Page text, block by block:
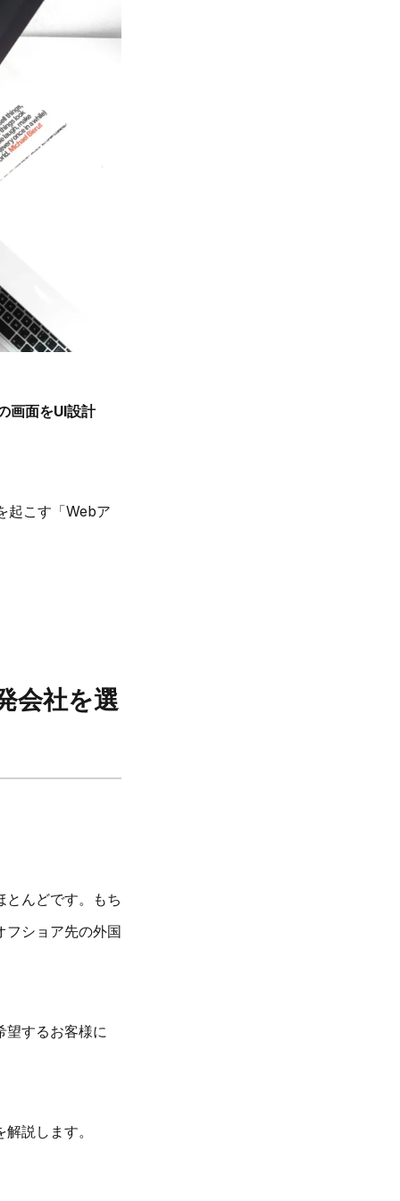
画面をUI設計
起こす「Webア
会社を選
とんどです。もち
フショア先の外国
望するお客様に
説します。